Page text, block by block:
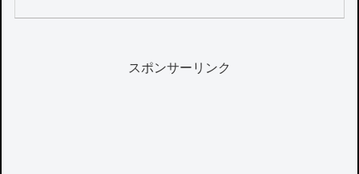
スポンサーリンク